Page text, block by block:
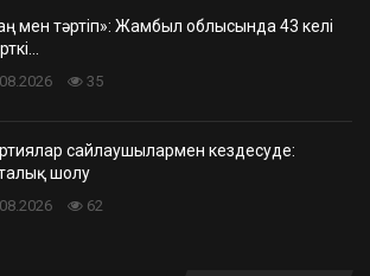
мен тәртіп»: Жамбыл облысында 43 келі
35
сайлаушылармен кездесуде:
шолу
62